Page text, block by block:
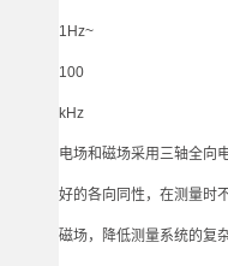
1Hz~
100
kHz
电场和磁场采用三轴全向
好的各向同性，在测量时
磁场，降低测量系统的复